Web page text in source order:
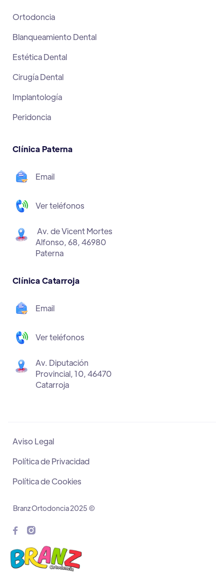
Ortodoncia
Blanqueamiento Dental
Estética Dental
Cirugía Dental
Implantología
Peridoncia
Clínica Paterna
Email
Ver teléfonos
Av. de Vicent Mortes
Alfonso, 68, 46980
Paterna
Clínica Catarroja
Email
Ver teléfonos
Av. Diputación
Provincial, 10, 46470
Catarroja
Aviso Legal
Política de Privacidad
Política de Cookies
Branz Ortodoncia 2025 ©
 